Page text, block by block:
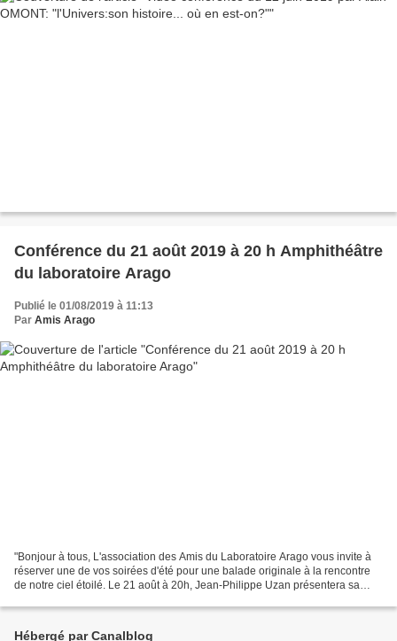
Conférence du 21 août 2019 à 20 h Amphithéâtre
du laboratoire Arago
Publié le 01/08/2019 à 11:13
Par Amis Arago
"Bonjour à tous, L'association des Amis du Laboratoire Arago vous invite à
réserver une de vos soirées d'été pour une balade originale à la rencontre
de notre ciel étoilé. Le 21 août à 20h, Jean-Philippe Uzan présentera sa
Hébergé par Canalblog